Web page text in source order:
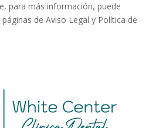
para más información, puede
de Aviso Legal y Política de